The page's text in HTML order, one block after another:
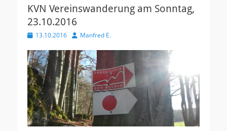
KVN Vereinswanderung am Sonntag,
23.10.2016
Veröffentlicht
13.10.2016 AutorManfred E.